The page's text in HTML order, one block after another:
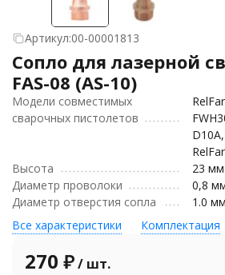
Артикул:00-00001813
Сопло для лазерной
FAS-08 (AS-10)
Модели совместимых
сварочных пистолетов
Высота
23 мм
Диаметр проволоки
0,8
Диаметр отверстия сопла
1.0 мм
Все характеристики
Комплектация
270 ₽/ шт.